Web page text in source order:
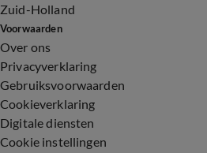
Zuid-Holland
Voorwaarden
Over ons
Privacyverklaring
Gebruiksvoorwaarden
Cookieverklaring
Digitale diensten
Cookie instellingen